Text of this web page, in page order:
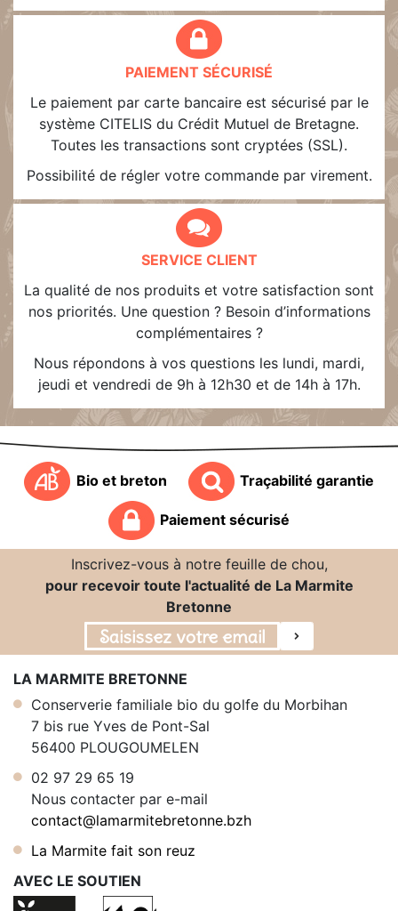
PAIEMENT SÉCURISÉ
Le paiement par carte bancaire est sécurisé par le
système CITELIS du Crédit Mutuel de Bretagne.
Toutes les transactions sont cryptées (SSL).
Possibilité de régler votre commande par virement.
SERVICE CLIENT
La qualité de nos produits et votre satisfaction sont
nos priorités. Une question ? Besoin d’informations
complémentaires ?
Nous répondons à vos questions les lundi, mardi,
jeudi et vendredi de 9h à 12h30 et de 14h à 17h.
Bio et breton Traçabilité garantie
Paiement sécurisé
Inscrivez-vous à notre feuille de chou,
pour recevoir toute l'actualité de La Marmite
Bretonne
LA MARMITE BRETONNE
Conserverie familiale bio du golfe du Morbihan
7 bis rue Yves de Pont-Sal
56400 PLOUGOUMELEN
02 97 29 65 19
Nous contacter par e-mail
contact@lamarmitebretonne.bzh
La Marmite fait son reuz
AVEC LE SOUTIEN